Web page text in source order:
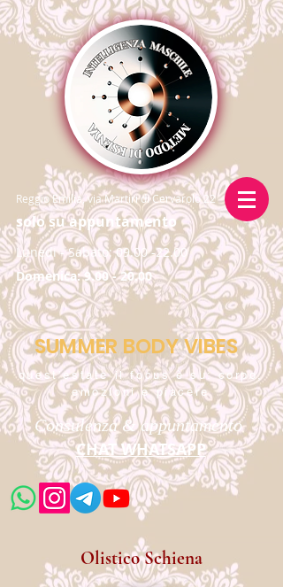
Lunedi - Sabato:09.00 -22.00
Domenica:9.00 - 20.00
Reggio Emilia, via Martiri di Cervarolo 22
solo su appuntamento
SUMMER BODY VIBES
quest’estate il focus è su: corpo,
emozioni e piacere
Consulenza & appuntamento
CHAT WHATSAPP
Olistico Schiena